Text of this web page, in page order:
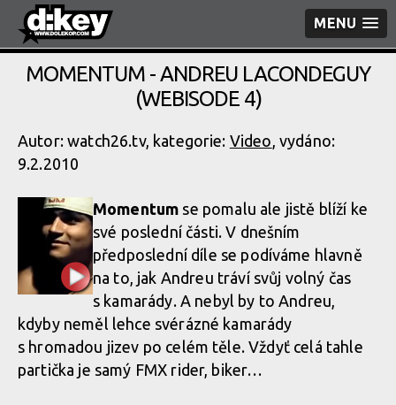
MENU
MOMENTUM - ANDREU LACONDEGUY
(WEBISODE 4)
Autor: watch26.tv, kategorie: Video, vydáno:
9.2.2010
Momentum se pomalu ale jistě blíží ke
své poslední části. V dnešním
předposlední díle se podíváme hlavně
na to, jak Andreu tráví svůj volný čas
s kamarády. A nebyl by to Andreu,
kdyby neměl lehce svérázné kamarády
s hromadou jizev po celém těle. Vždyť celá tahle
partička je samý FMX rider, biker…